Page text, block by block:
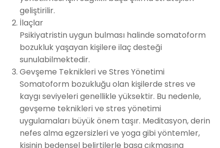
geliştirilir.
İlaçlar
Psikiyatristin uygun bulması halinde somatoform
bozukluk yaşayan kişilere ilaç desteği
sunulabilmektedir.
Gevşeme Teknikleri ve Stres Yönetimi
Somatoform bozukluğu olan kişilerde stres ve
kaygı seviyeleri genellikle yüksektir. Bu nedenle,
gevşeme teknikleri ve stres yönetimi
uygulamaları büyük önem taşır. Meditasyon, derin
nefes alma egzersizleri ve yoga gibi yöntemler,
kişinin bedensel belirtilerle başa çıkmasına